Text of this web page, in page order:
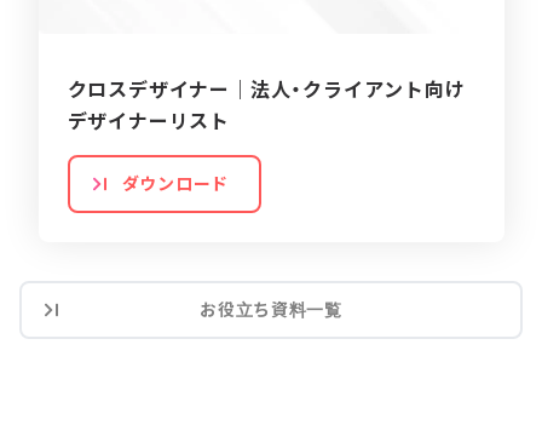
クロスデザイナー｜法人・クライアント向け
デザイナーリスト
ダウンロード
お役立ち資料一覧